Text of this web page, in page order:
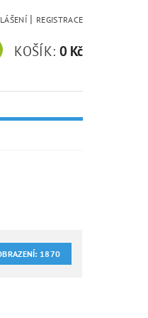
| REGISTRACE
KOŠÍK: 0 Kč
1870